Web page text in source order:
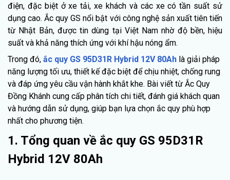
điện, đặc biệt ở xe tải, xe khách và các xe có tần suất sử
dụng cao. Ắc quy GS nổi bật với công nghệ sản xuất tiên tiến
từ Nhật Bản, được tin dùng tại Việt Nam nhờ độ bền, hiệu
suất và khả năng thích ứng với khí hậu nóng ẩm.
Trong đó, ắc quy GS 95D31R Hybrid 12V 80Ah là giải pháp
năng lượng tối ưu, thiết kế đặc biệt để chịu nhiệt, chống rung
và đáp ứng yêu cầu vận hành khắt khe. Bài viết từ Ắc Quy
Đồng Khánh cung cấp phân tích chi tiết, đánh giá khách quan
và hướng dẫn sử dụng, giúp bạn lựa chọn ắc quy phù hợp
nhất cho phương tiện.
1. Tổng quan về ắc quy GS 95D31R
Hybrid 12V 80Ah